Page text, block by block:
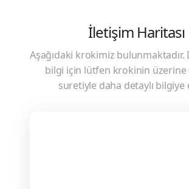
İletişim Haritası
Aşağıdaki krokimiz bulunmaktadır.
bilgi için lütfen krokinin üzerine
suretiyle daha detaylı bilgiye